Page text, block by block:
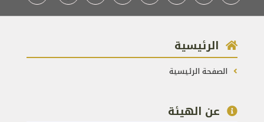
الرئيسية
الصفحة الرئيسية
عن الهيئة